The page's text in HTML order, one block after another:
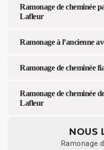
Ramonage de cheminée
Lafleur
Ramonage à l’ancienne
Ramonage de cheminée
Ramonage de cheminée
Lafleur
NOUS
Ramonage